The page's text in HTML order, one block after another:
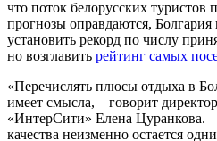
что поток белорусских туристов
прогнозы оправдаются,
установить рекорд по числу
но возглавить рейтинг самых
«Перечислять плюсы отдыха в
имеет смысла, – говорит
«ИнтерСити» Елена Цуранкова.
качества неизменно остается